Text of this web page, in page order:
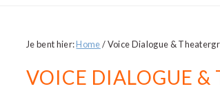
Je bent hier:Home/Voice Dialogue &
VOICE DIALOGUE &